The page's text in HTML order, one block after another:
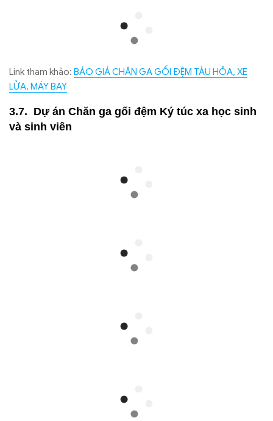
Link tham khảo: BÁO GIÁ CHĂN GA GỐI ĐỆM TÀU HỎA, XE
LỬA, MÁY BAY
Dự án Chăn ga gối đệm Ký túc xa học sinh
và sinh viên